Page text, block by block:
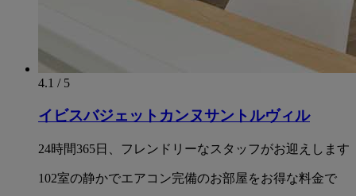
4.1 / 5
イビスバジェットカンヌサントルヴィル
24時間365日、フレンドリーなスタッフがお迎えします
102室の静かでエアコン完備のお部屋をお得な料金で